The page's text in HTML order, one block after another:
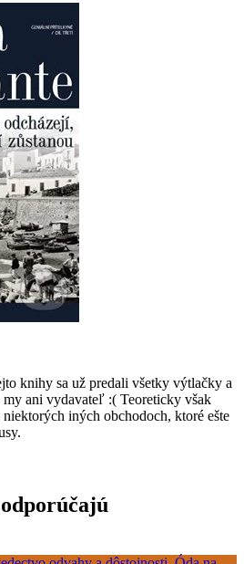
knihy sa už predali všetky výtlačky a
my ani vydavateľ :( Teoreticky však
iných obchodoch, ktoré ešte